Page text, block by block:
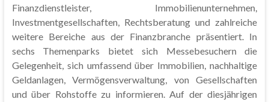
Finanzdienstleister, Immobilienunternehmen,
Investmentgesellschaften, Rechtsberatung und zahlreiche
weitere Bereiche aus der Finanzbranche präsentiert. In
sechs Themenparks bietet sich Messebesuchern die
Gelegenheit, sich umfassend über Immobilien, nachhaltige
Geldanlagen, Vermögensverwaltung, von Gesellschaften
und über Rohstoffe zu informieren. Auf der diesjährigen